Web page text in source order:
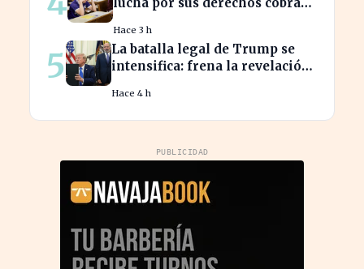
Hace 3 h
5
La batalla legal de Trump se
intensifica: frena la revelación
Hace 4 h
PUBLICIDAD